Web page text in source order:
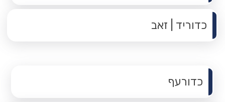
כדוריד | זאב
תפריט משנה
כדורעף